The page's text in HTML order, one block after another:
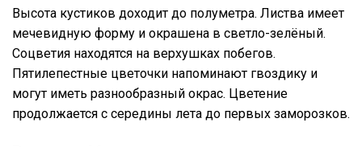
Высота кустиков доходит до полуметра. Листва имеет
мечевидную форму и окрашена в светло-зелёный.
Соцветия находятся на верхушках побегов.
Пятилепестные цветочки напоминают гвоздику и
могут иметь разнообразный окрас. Цветение
продолжается с середины лета до первых заморозков.